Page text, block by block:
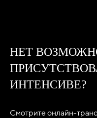
НЕТ
ИНТЕНСИВЕ?
Смотрите онлайн-